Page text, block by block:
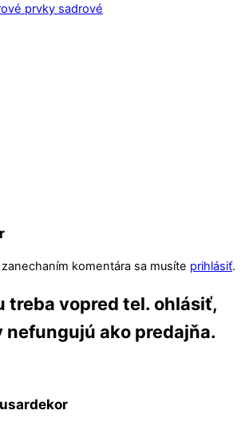
prvky sadrové
komentára sa musíte prihlásiť.
treba vopred tel. ohlásiť,
nefungujú ako predajňa.